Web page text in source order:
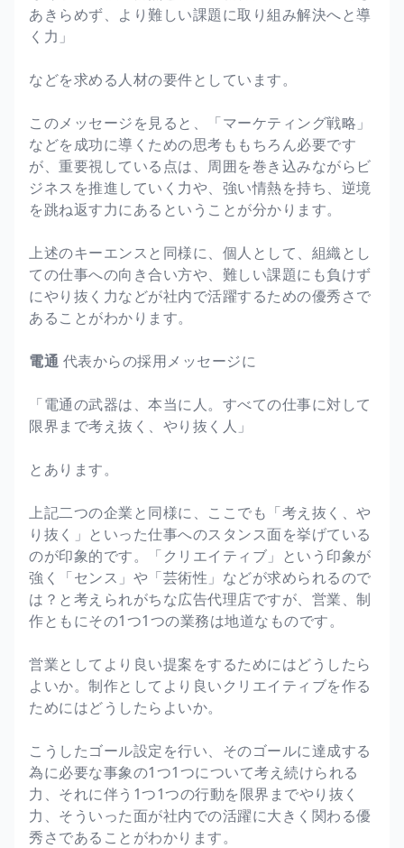
あきらめず、より難しい課題に取り組み解決へと導
く力」
などを求める人材の要件としています。
このメッセージを見ると、「マーケティング戦略」
などを成功に導くための思考ももちろん必要です
が、重要視している点は、周囲を巻き込みながらビ
ジネスを推進していく力や、強い情熱を持ち、逆境
を跳ね返す力にあるということが分かります。
上述のキーエンスと同様に、個人として、組織とし
ての仕事への向き合い方や、難しい課題にも負けず
にやり抜く力などが社内で活躍するための優秀さで
あることがわかります。
電通 代表からの採用メッセージに
「電通の武器は、本当に人。すべての仕事に対して
限界まで考え抜く、やり抜く人」
とあります。
上記二つの企業と同様に、ここでも「考え抜く、や
り抜く」といった仕事へのスタンス面を挙げている
のが印象的です。「クリエイティブ」という印象が
強く「センス」や「芸術性」などが求められるので
は？と考えられがちな広告代理店ですが、営業、制
作ともにその1つ1つの業務は地道なものです。
営業としてより良い提案をするためにはどうしたら
よいか。制作としてより良いクリエイティブを作る
ためにはどうしたらよいか。
こうしたゴール設定を行い、そのゴールに達成する
為に必要な事象の1つ1つについて考え続けられる
力、それに伴う1つ1つの行動を限界までやり抜く
力、そういった面が社内での活躍に大きく関わる優
秀さであることがわかります。